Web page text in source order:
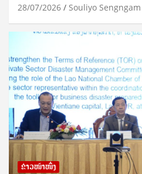
28/07/2026 Souliyo Sengngam
ຂ່າວໜ້າໜຶ່ງ